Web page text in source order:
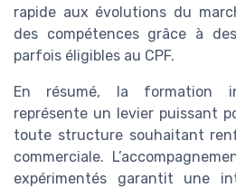
rapide aux évolutions du
des compétences grâce à
parfois éligibles au CPF.
En résumé, la formation
représente un levier puissant
toute structure souhaitant
commerciale.
expérimentés garantit une